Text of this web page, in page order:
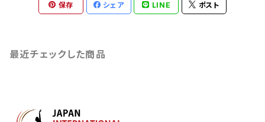
保存 シェア LINE ポスト
最近チェックした商品